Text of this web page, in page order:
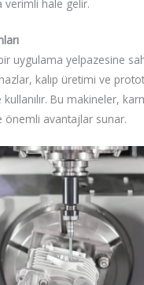
verimli hale gelir.
uygulama yelpazesine
kalıp üretimi ve
Bu makineler,
önemli avantajlar sunar.